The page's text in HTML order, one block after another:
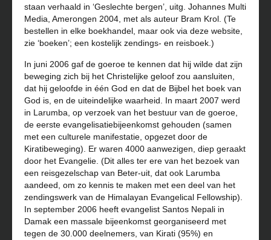
staan verhaald in ‘Geslechte bergen’, uitg. Johannes Multi
Media, Amerongen 2004, met als auteur Bram Krol. (Te
bestellen in elke boekhandel, maar ook via deze website,
zie ‘boeken’; een kostelijk zendings- en reisboek.)
In juni 2006 gaf de goeroe te kennen dat hij wilde dat zijn
beweging zich bij het Christelijke geloof zou aansluiten,
dat hij geloofde in één God en dat de Bijbel het boek van
God is, en de uiteindelijke waarheid. In maart 2007 werd
in Larumba, op verzoek van het bestuur van de goeroe,
de eerste evangelisatiebijeenkomst gehouden (samen
met een culturele manifestatie, opgezet door de
Kiratibeweging). Er waren 4000 aanwezigen, diep geraakt
door het Evangelie. (Dit alles ter ere van het bezoek van
een reisgezelschap van Beter-uit, dat ook Larumba
aandeed, om zo kennis te maken met een deel van het
zendingswerk van de Himalayan Evangelical Fellowship).
In september 2006 heeft evangelist Santos Nepali in
Damak een massale bijeenkomst georganiseerd met
tegen de 30.000 deelnemers, van Kirati (95%) en